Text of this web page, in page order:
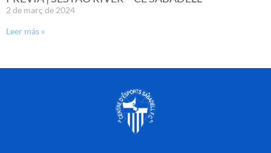
2 de març de 2024
Leer más »